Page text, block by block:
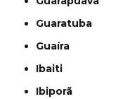
Guaratuba
Guaíra
Ibaiti
Ibiporã